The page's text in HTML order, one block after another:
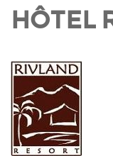
HÔTEL